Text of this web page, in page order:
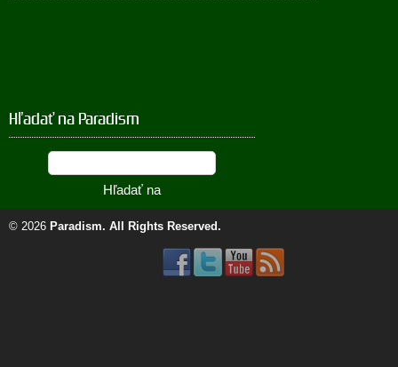
Hľadať na Paradism
© 2026 Paradism. All Rights Reserved.